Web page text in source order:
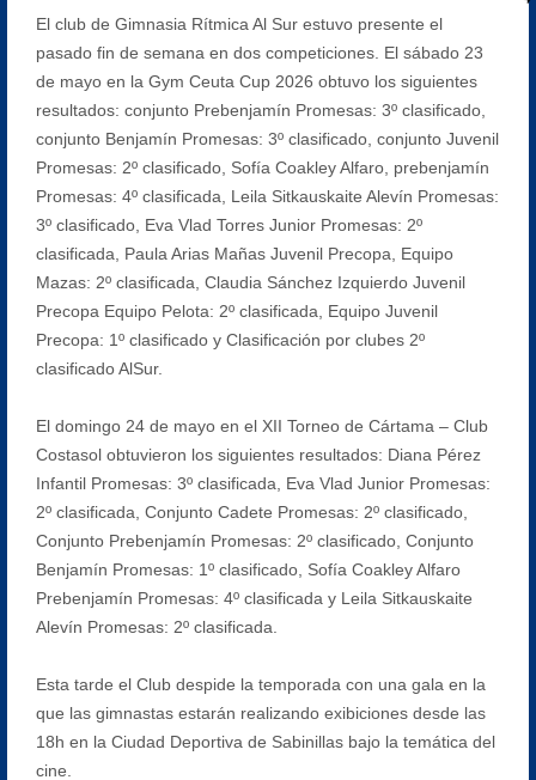
El club de Gimnasia Rítmica Al Sur estuvo presente el
pasado fin de semana en dos competiciones. El sábado 23
de mayo en la Gym Ceuta Cup 2026 obtuvo los siguientes
resultados: conjunto Prebenjamín Promesas: 3º clasificado,
conjunto Benjamín Promesas: 3º clasificado, conjunto Juvenil
Promesas: 2º clasificado, Sofía Coakley Alfaro, prebenjamín
Promesas: 4º clasificada, Leila Sitkauskaite Alevín Promesas:
3º clasificado, Eva Vlad Torres Junior Promesas: 2º
clasificada, Paula Arias Mañas Juvenil Precopa, Equipo
Mazas: 2º clasificada, Claudia Sánchez Izquierdo Juvenil
Precopa Equipo Pelota: 2º clasificada, Equipo Juvenil
Precopa: 1º clasificado y Clasificación por clubes 2º
clasificado AlSur.
El domingo 24 de mayo en el XII Torneo de Cártama – Club
Costasol obtuvieron los siguientes resultados: Diana Pérez
Infantil Promesas: 3º clasificada, Eva Vlad Junior Promesas:
2º clasificada, Conjunto Cadete Promesas: 2º clasificado,
Conjunto Prebenjamín Promesas: 2º clasificado, Conjunto
Benjamín Promesas: 1º clasificado, Sofía Coakley Alfaro
Prebenjamín Promesas: 4º clasificada y Leila Sitkauskaite
Alevín Promesas: 2º clasificada.
Esta tarde el Club despide la temporada con una gala en la
que las gimnastas estarán realizando exibiciones desde las
18h en la Ciudad Deportiva de Sabinillas bajo la temática del
cine.